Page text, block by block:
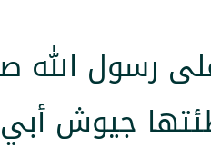
على رسول
جيوش